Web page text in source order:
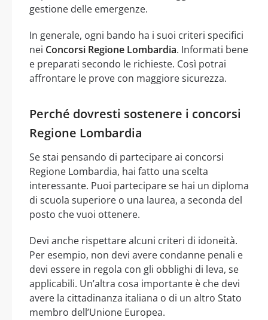
gestione delle emergenze.
In generale, ogni bando ha i suoi criteri specifici
nei Concorsi Regione Lombardia. Informati bene
e preparati secondo le richieste. Così potrai
affrontare le prove con maggiore sicurezza.
Perché dovresti sostenere i concorsi
Regione Lombardia
Se stai pensando di partecipare ai concorsi
Regione Lombardia, hai fatto una scelta
interessante. Puoi partecipare se hai un diploma
di scuola superiore o una laurea, a seconda del
posto che vuoi ottenere.
Devi anche rispettare alcuni criteri di idoneità.
Per esempio, non devi avere condanne penali e
devi essere in regola con gli obblighi di leva, se
applicabili. Un’altra cosa importante è che devi
avere la cittadinanza italiana o di un altro Stato
membro dell’Unione Europea.